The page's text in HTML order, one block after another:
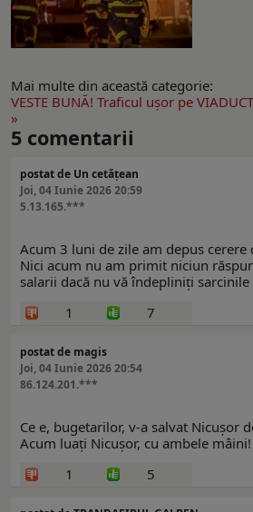
Mai multe din această categorie:
VESTE BUNĂ! Traficul uşor pe
»
5 comentarii
postat de Un cetățean
Joi, 04 Iunie 2026 20:59
5.13.165.***
Acum 3 luni de zile am depus cerere
Nici acum nu am primit niciun
salarii dacă nu vă îndepliniți sarcinile
1
7
postat de magis
Joi, 04 Iunie 2026 20:54
86.124.201.***
Ce e, bugetarilor, v-a salvat Nicușor
Acum luați Nicușor, cu ambele mâini!
1
5